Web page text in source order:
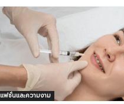
แฟชั่นและความงาม